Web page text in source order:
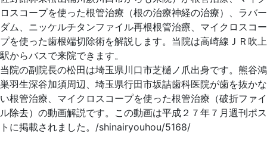
ロスコープを使った根管治療（根の治療神経の治療）、ラバー
ダム、ニッケルチタンファイル再根根管治療、マイクロスコー
プを使った歯根端切除術を解説します。当院は高崎線ＪＲ吹上
駅からバスで来院できます。
当院の副院長の松田は埼玉県川口市芝樋ノ爪出身です。熊谷鴻
巣羽生深谷加須周辺、埼玉県行田市坂詰歯科医院が歯を抜かな
い根管治療、マイクロスコープを使った根管治療（破折ファイ
ル除去）の動画解説です。この動画は平成２７年７月週刊ポス
トに掲載されました。/shinairyouhou/5168/